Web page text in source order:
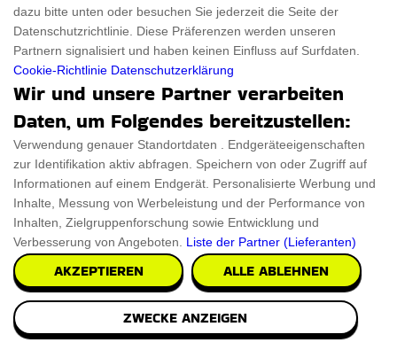
dazu bitte unten oder besuchen Sie jederzeit die Seite der
Datenschutzrichtlinie. Diese Präferenzen werden unseren
Partnern signalisiert und haben keinen Einfluss auf Surfdaten.
Cookie-Richtlinie Datenschutzerklärung
Wir und unsere Partner verarbeiten
Daten, um Folgendes bereitzustellen:
Verwendung genauer Standortdaten . Endgeräteeigenschaften
zur Identifikation aktiv abfragen. Speichern von oder Zugriff auf
Informationen auf einem Endgerät. Personalisierte Werbung und
Inhalte, Messung von Werbeleistung und der Performance von
Inhalten, Zielgruppenforschung sowie Entwicklung und
Verbesserung von Angeboten. Liste der Partner (Lieferanten)
AKZEPTIEREN ALLE ABLEHNEN
ZWECKE ANZEIGEN